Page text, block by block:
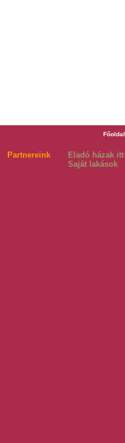
Főoldal
Partnereink Eladó házak itt
Saját lakások